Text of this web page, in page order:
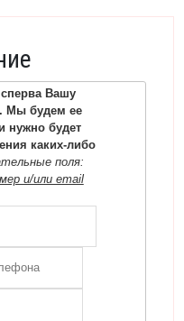
Вашу
Мы будем ее
нужно будет
каких-либо
поля:
и/или email